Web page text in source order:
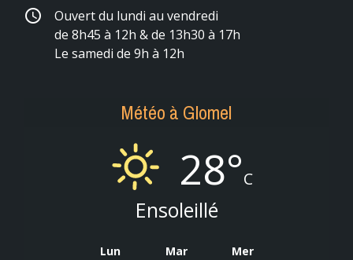
schedule
Ouvert du lundi au vendredi
de 8h45 à 12h & de 13h30 à 17h
Le samedi de 9h à 12h
Météo à Glomel
28°C
Ensoleillé
Lun Mar Mer